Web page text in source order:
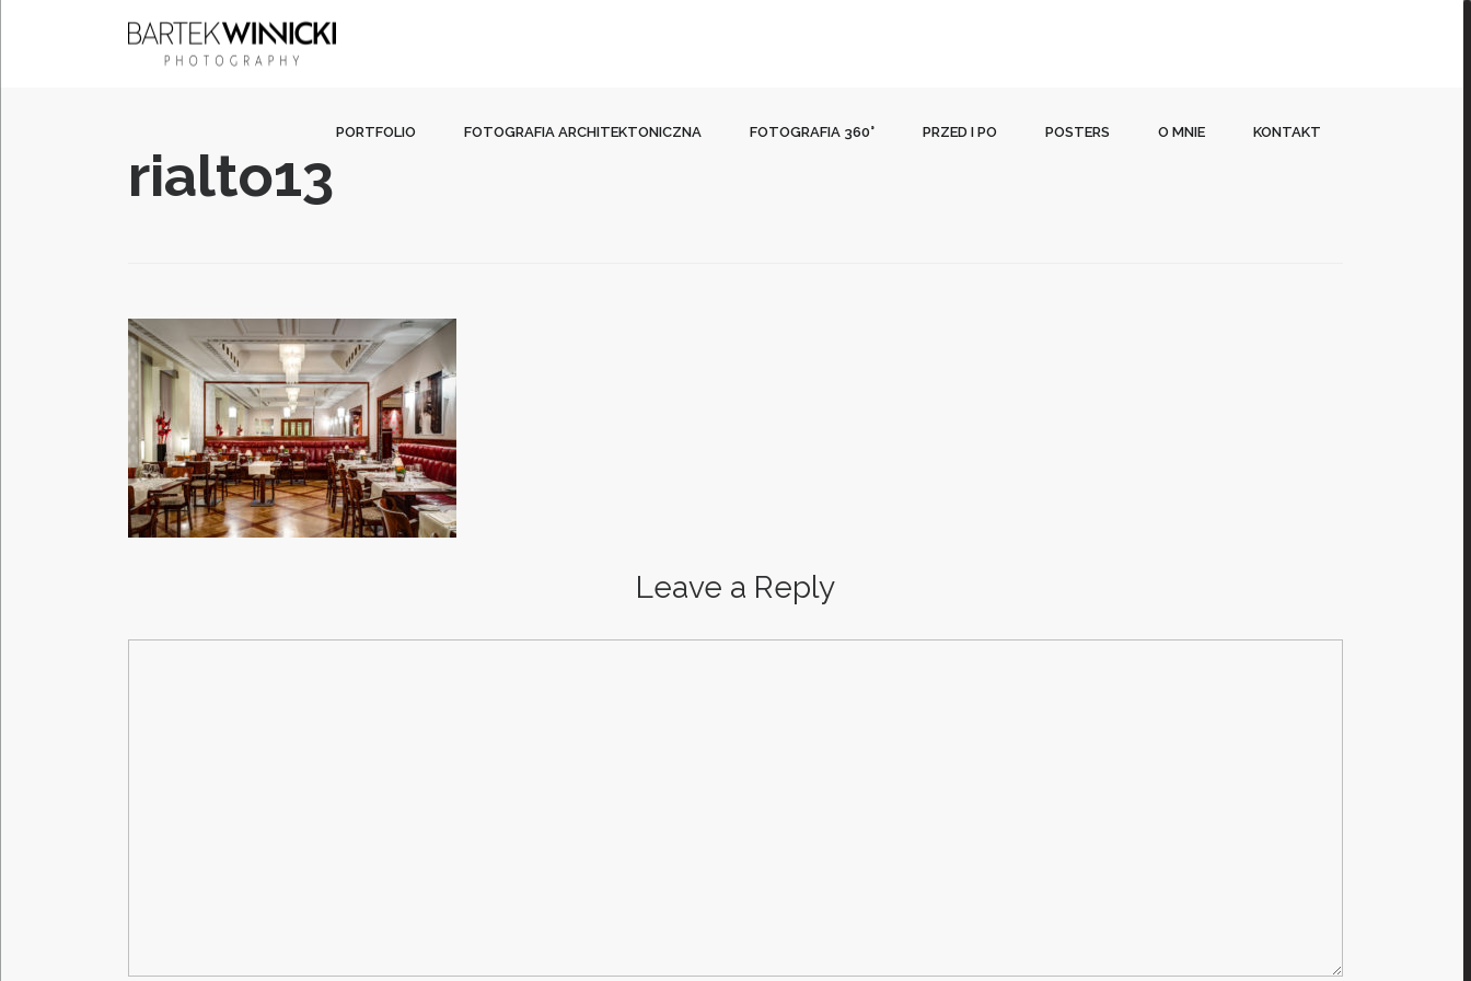
PORTFOLIO FOTOGRAFIA ARCHITEKTONICZNA FOTOGRAFIA 360° PRZED I PO POSTERS O MNIE KONTAKT
rialto13
Leave a Reply